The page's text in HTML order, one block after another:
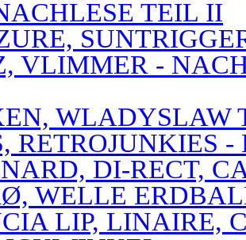
TEIL II
VLIMMER -
WLADYSLAW
RETROJUNKIES
DI-RECT,
WELLE
LIP, LINAIRE,